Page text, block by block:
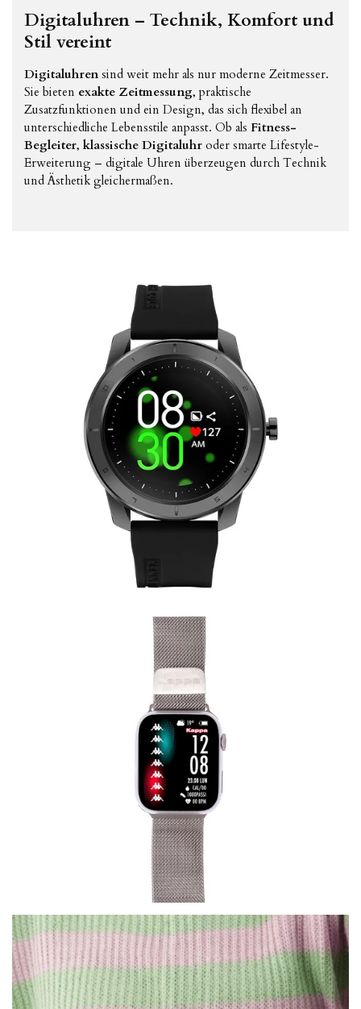
Digitaluhren – Technik, Komfort und
Stil vereint
Digitaluhrensind weit mehr als nur moderne Zeitmesser.
Sie bieten exakte Zeitmessung, praktische
Zusatzfunktionen und ein Design, das sich flexibel an
unterschiedliche Lebensstile anpasst. Ob als Fitness-
Begleiter, klassische Digitaluhr oder smarte Lifestyle-
Erweiterung – digitale Uhren überzeugen durch Technik
und Ästhetik gleichermaßen.